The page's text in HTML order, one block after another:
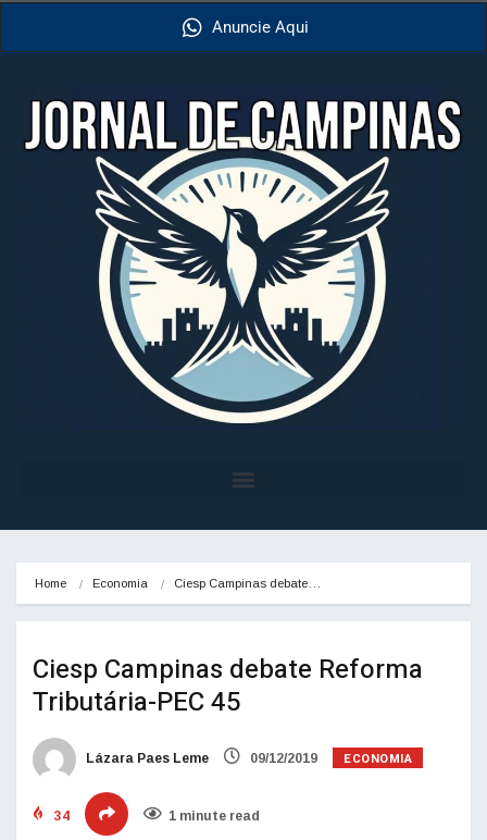
Anuncie Aqui
Home Economia Ciesp Campinas debate…
Ciesp Campinas debate Reforma
Tributária-PEC 45
Lázara Paes Leme 09/12/2019 ECONOMIA
34 1 minute read